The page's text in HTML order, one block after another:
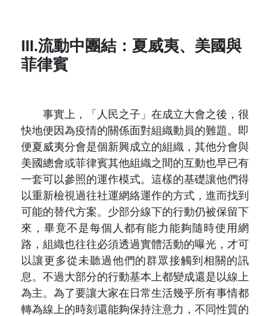
III.流動中團結：夏威夷、美國與
菲律賓
事實上，「人民之子」在成立大會之後，很
快地便因為疫情的關係面對組織動員的難題。即
便夏威夷分會是個新興成立的組織，其他分會與
美國總會或菲律賓其他組織之間的互動也早已有
一套可以參照的運作模式。這樣的基礎讓他們得
以重新檢視過往社運網絡運作的方式，進而找到
可能的替代方案。少部分線下的行動仍被保留下
來，畢竟不是每個人都有能力能夠隨時使用網
路，組織也往往必須透過實體活動的曝光，才可
以讓更多從未聽過他們的群眾接觸到相關的訊
息。不過大部分的行動基本上都變成還是以線上
為主。為了要讓大家在日常生活幾乎所有事情都
轉為線上的時刻還能夠保持注意力，不同性質的